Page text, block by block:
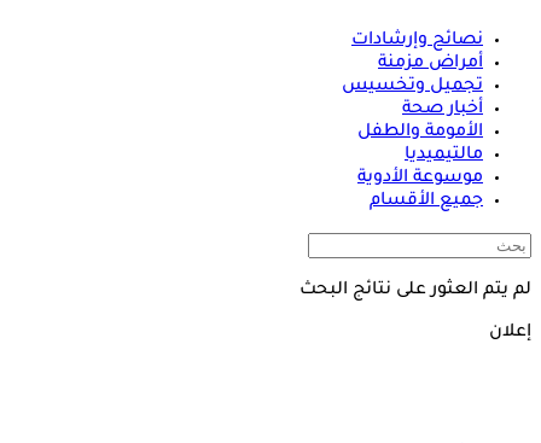
نصائح وإرشادات
أمراض مزمنة
تجميل وتخسيس
أخبار صحة
الأمومة والطفل
مالتيميديا
موسوعة الأدوية
جميع الأقسام
لم يتم العثور على نتائج البحث
إعلان